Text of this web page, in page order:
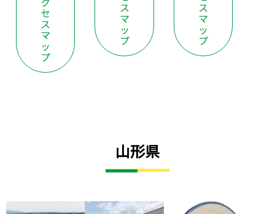
セ
ス
マ
ッ
プ
ス
マ
ッ
プ
ス
マ
ッ
プ
山形県